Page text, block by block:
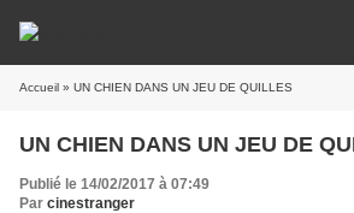
Accueil » UN CHIEN DANS UN JEU DE QUILLES
UN CHIEN DANS UN JEU DE
Publié le 14/02/2017 à 07:49
Par cinestranger